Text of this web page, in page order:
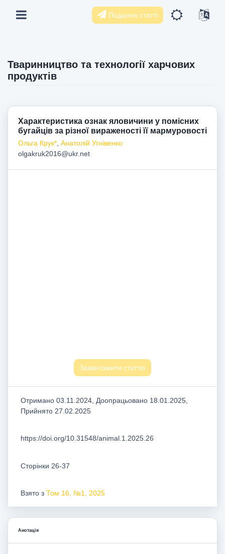
Подання статті
Тваринництво та технології харчових
продуктів
Характеристика ознак яловичини у помісних
бугайців за різної вираженості її мармуровості
Ольга Крук* Анатолій Угнівенко
olgakruk2016@ukr.net
Завантажити статтю
Отримано 03.11.2024, Доопрацьовано 18.01.2025,
Прийнято 27.02.2025
https://doi.org/10.31548/animal.1.2025.26
Сторінки 26-37
Взято з Том 16, №1, 2025
Анотація